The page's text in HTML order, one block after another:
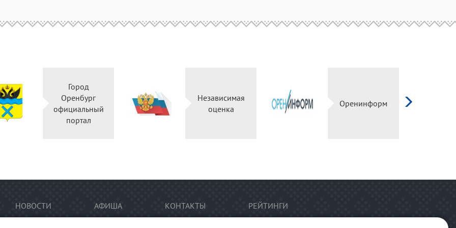
Город
Оренбург
официальный
портал
Независимая
оценка
Оренинформ
НОВОСТИ АФИША КОНТАКТЫ РЕЙТИНГИ